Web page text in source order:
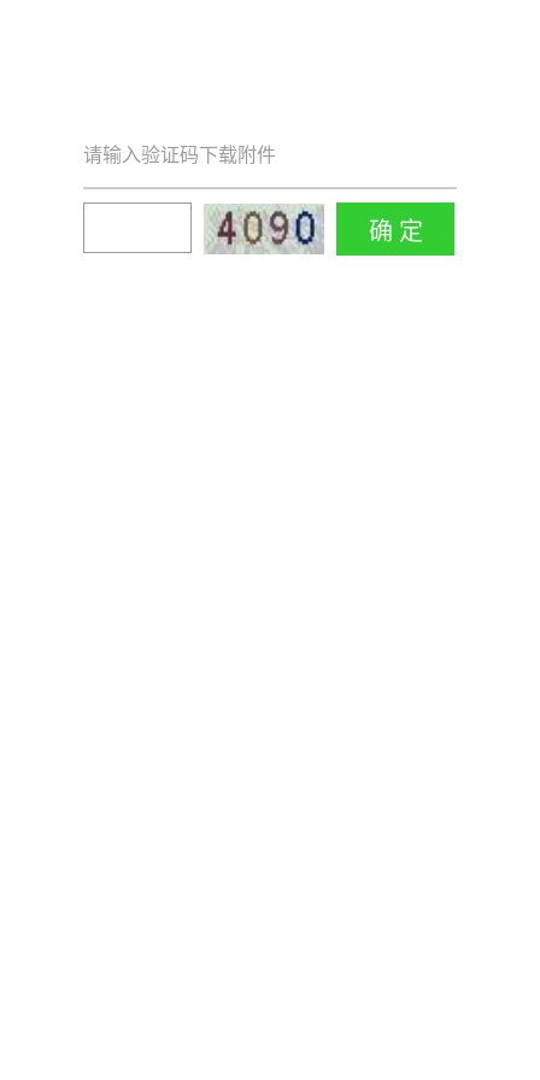
请输入验证码下载附件